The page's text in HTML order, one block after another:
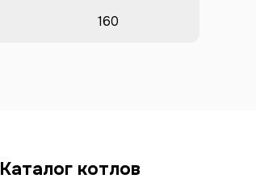
160
Каталог котлов